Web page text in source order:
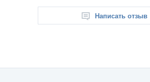
Написать отзыв